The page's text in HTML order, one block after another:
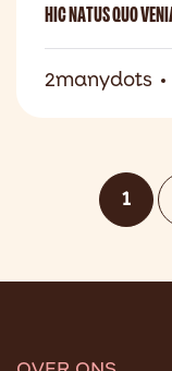
HIC NATUS QUO
2manydots
1